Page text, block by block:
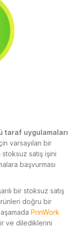
taraf uygulamaları
varsayılan bir
stoksuz satış işini
başvurması
bir stoksuz satış
doğru bir
PrinWork
ve dilediklerini